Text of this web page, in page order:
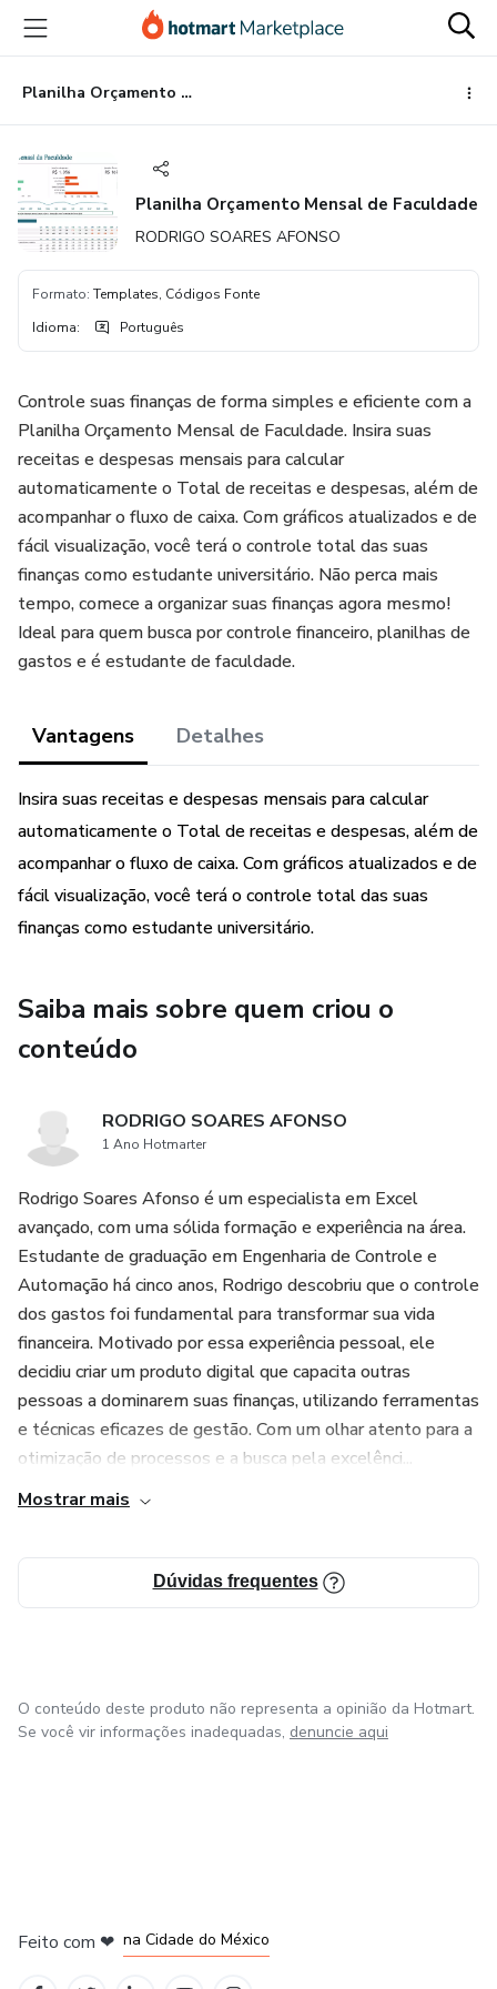
para
conteúdo
principal
para
pagamento
para
rodapé
Planilha Orçamento Mensal de Faculdade
Planilha Orçamento Mensal de Faculdade
RODRIGO SOARES AFONSO
Formato: Templates, Códigos Fonte
Idioma: Português
Controle suas finanças de forma simples e eficiente com a
Planilha Orçamento Mensal de Faculdade. Insira suas
receitas e despesas mensais para calcular
automaticamente o Total de receitas e despesas, além de
acompanhar o fluxo de caixa. Com gráficos atualizados e de
fácil visualização, você terá o controle total das suas
finanças como estudante universitário. Não perca mais
tempo, comece a organizar suas finanças agora mesmo!
Ideal para quem busca por controle financeiro, planilhas de
gastos e é estudante de faculdade.
Vantagens Detalhes
Insira suas receitas e despesas mensais para calcular
automaticamente o Total de receitas e despesas, além de
acompanhar o fluxo de caixa. Com gráficos atualizados e de
fácil visualização, você terá o controle total das suas
finanças como estudante universitário.
Saiba mais sobre quem criou o
conteúdo
RODRIGO SOARES AFONSO
1 Ano Hotmarter
Rodrigo Soares Afonso é um especialista em Excel
avançado, com uma sólida formação e experiência na área.
Estudante de graduação em Engenharia de Controle e
Automação há cinco anos, Rodrigo descobriu que o controle
dos gastos foi fundamental para transformar sua vida
financeira. Motivado por essa experiência pessoal, ele
decidiu criar um produto digital que capacita outras
pessoas a dominarem suas finanças, utilizando ferramentas
e técnicas eficazes de gestão. Com um olhar atento para a
otimização de processos e a busca pela excelênci...
Mostrar mais
Dúvidas frequentes
O conteúdo deste produto não representa a opinião da Hotmart.
Se você vir informações inadequadas, denuncie aqui
Feito com ❤ na Cidade do México